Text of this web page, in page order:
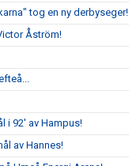
tog en ny derbyseger!
Åström!
i 92' av Hampus!
av Hannes!